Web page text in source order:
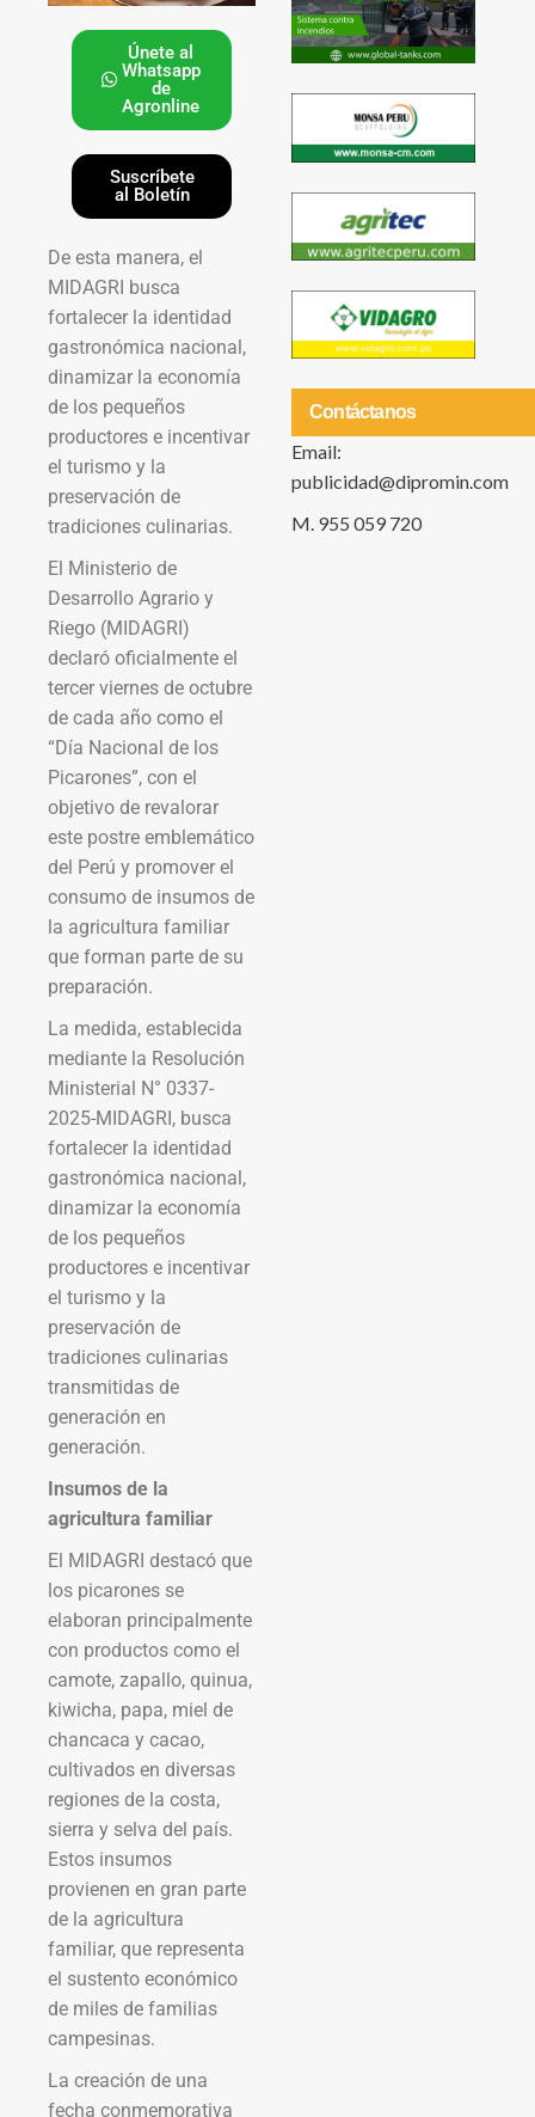
Únete al
Whatsapp
de
Agronline
Suscríbete
al Boletín
De esta manera, el
MIDAGRI busca
fortalecer la identidad
gastronómica nacional,
dinamizar la economía
de los pequeños
productores e incentivar
el turismo y la
preservación de
tradiciones culinarias.
El Ministerio de
Desarrollo Agrario y
Riego (MIDAGRI)
declaró oficialmente el
tercer viernes de octubre
de cada año como el
“Día Nacional de los
Picarones”, con el
objetivo de revalorar
este postre emblemático
del Perú y promover el
consumo de insumos de
la agricultura familiar
que forman parte de su
preparación.
La medida, establecida
mediante la Resolución
Ministerial N° 0337-
2025-MIDAGRI, busca
fortalecer la identidad
gastronómica nacional,
dinamizar la economía
de los pequeños
productores e incentivar
el turismo y la
preservación de
tradiciones culinarias
transmitidas de
generación en
generación.
Insumos de la
agricultura familiar
El MIDAGRI destacó que
los picarones se
elaboran principalmente
con productos como el
camote, zapallo, quinua,
kiwicha, papa, miel de
chancaca y cacao,
cultivados en diversas
regiones de la costa,
sierra y selva del país.
Estos insumos
provienen en gran parte
de la agricultura
familiar, que representa
el sustento económico
de miles de familias
campesinas.
La creación de una
fecha conmemorativa
Contáctanos
Email:
publicidad@dipromin.com
M. 955 059 720